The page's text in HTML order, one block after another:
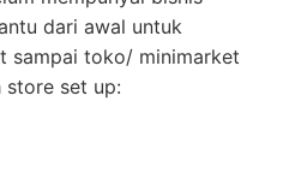
dari awal untuk
sampai toko/ minimarket
store set up: